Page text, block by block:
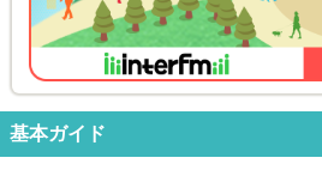
基本ガイド